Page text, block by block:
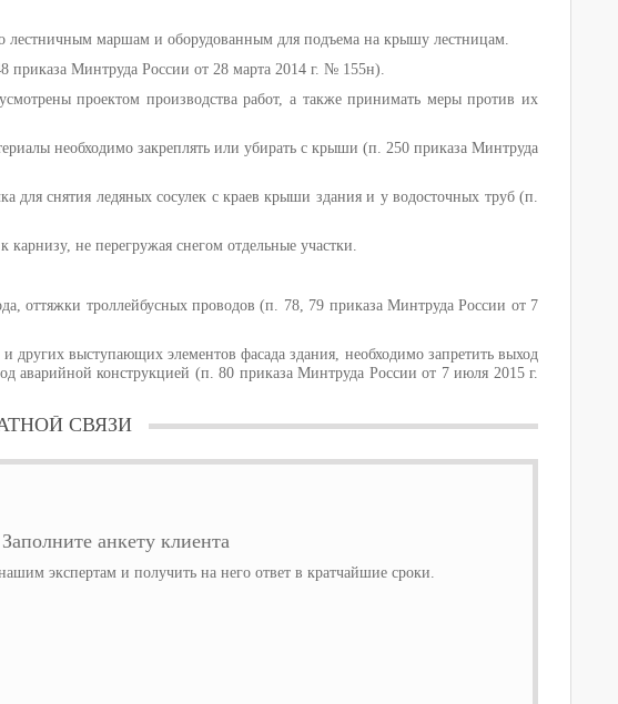
лестничным маршам и оборудованным для подъема на крышу лестницам.
приказа Минтруда России от 28 марта 2014 г. № 155н).
проектом производства работ, а также принимать меры против их
необходимо закреплять или убирать с крыши (п. 250 приказа Минтруда
для снятия ледяных сосулек с краев крыши здания и у водосточных труб (п.
не перегружая снегом отдельные участки.
оттяжки троллейбусных проводов (п. 78, 79 приказа Минтруда России от 7
выступающих элементов фасада здания, необходимо запретить выход
аварийной конструкцией (п. 80 приказа Минтруда России от 7 июля 2015 г.
СВЯЗИ
анкету клиента
экспертам и получить на него ответ в кратчайшие сроки.